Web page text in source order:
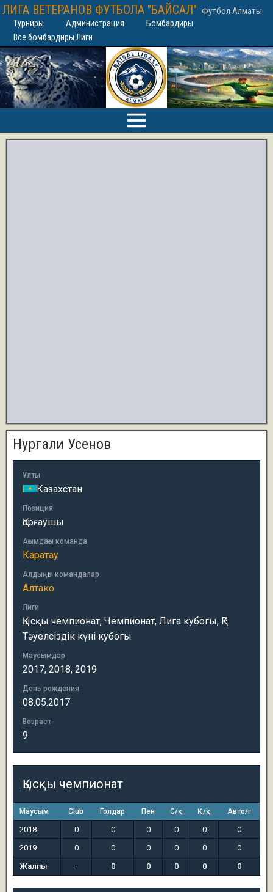
ЛИГА ВЕТЕРАНОВ ФУТБОЛА "БАЙСАЛ" Футбол Алматы
Турниры Администрация
Бомбардиры
Все бомбардиры Лиги
Нургали Усенов
Ұлты
Казахстан
Позиция
Қорғаушы
Ағымдағы команда
Каратау
Алдыңғы командалар
Алтако
Лиги
Қысқы чемпионат, Чемпионат, Лига кубогы, ҚР
Тәуелсіздік күні кубогы
Маусымдар
2017, 2018, 2019
День рождения
08.05.2017
Возраст
9
Қысқы чемпионат
Маусым Club Голдар Пен С/қ Қ/қ Авто/г
2018 0 0 0 0 0
0
2019
0 0 0 0 0
0
Жалпы
- 0 0 0 0 0